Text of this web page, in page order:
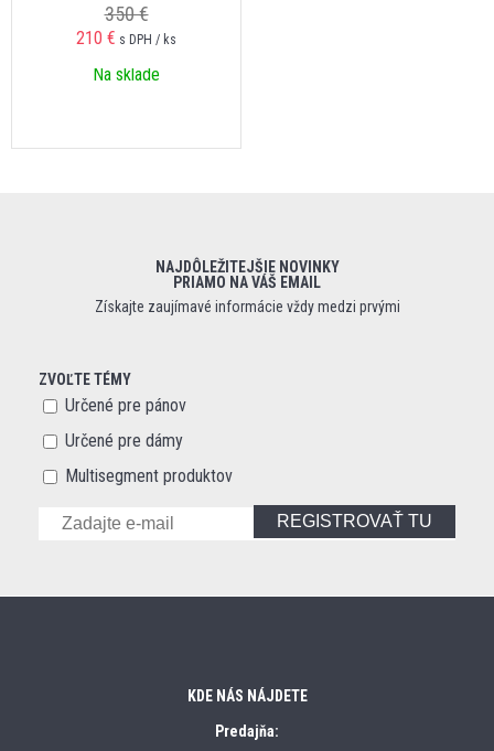
350 €
210 € s DPH / ks
Na sklade
NAJDÔLEŽITEJŠIE NOVINKY
PRIAMO NA VÁŠ EMAIL
Získajte zaujímavé informácie vždy medzi prvými
ZVOĽTE TÉMY
Určené pre pánov
Určené pre dámy
Multisegment produktov
REGISTROVAŤ TU
KDE NÁS NÁJDETE
Predajňa: